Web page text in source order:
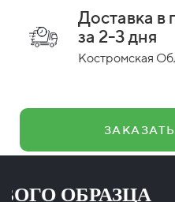
Доставка в
за 2-3 дня
Костромская
ОБРАЗЦА